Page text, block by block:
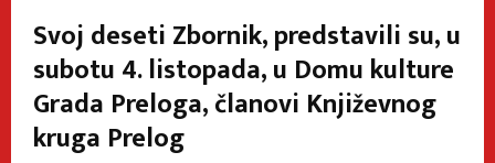
Svoj deseti Zbornik, predstavili su, u
subotu 4. listopada, u Domu kulture
Grada Preloga, članovi Književnog
kruga Prelog